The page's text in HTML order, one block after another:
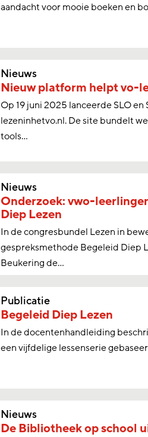
aandacht voor mooie boeken en
Nieuws
Nieuw platform helpt vo-
Op 19 juni 2025 lanceerde SLO
lezeninhetvo.nl. De site bundelt
tools...
Nieuws
Onderzoek: vwo-
Diep Lezen
In de congresbundel Lezen in
gespreksmethode Begeleid Diep
Beukering de...
Publicatie
Begeleid Diep Lezen
In de docentenhandleiding
een vijfdelige lessenserie
Nieuws
De Bibliotheek op school